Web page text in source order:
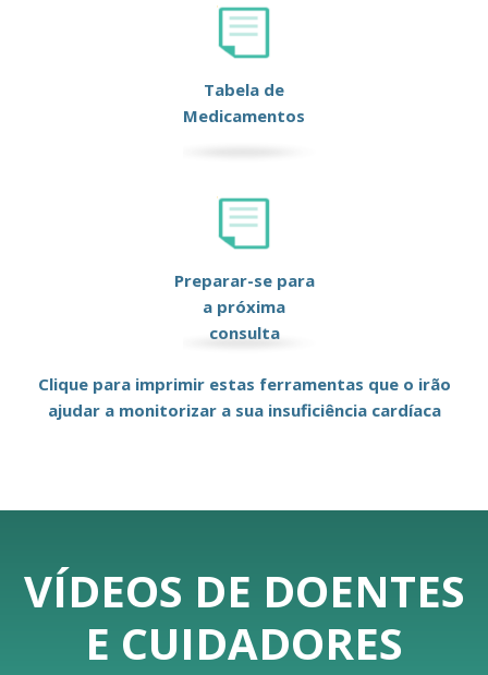
Tabela de
Medicamentos
Preparar-se para
a próxima
consulta
Clique para imprimir estas ferramentas que o irão
ajudar a monitorizar a sua insuficiência cardíaca
VÍDEOS DE DOENTES
E CUIDADORES